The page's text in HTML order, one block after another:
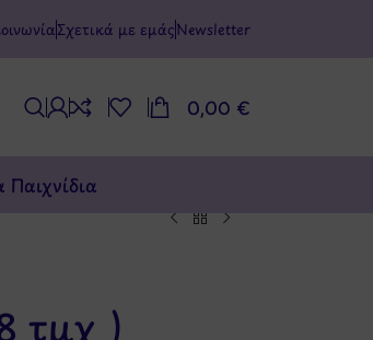
Σχετικά με εμάςNewsletter
0,00 €
Παιχνίδια
τμχ )